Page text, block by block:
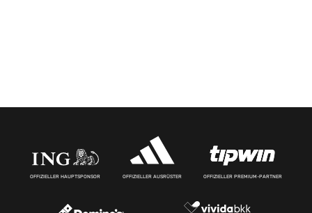
OFFIZIELLER HAUPTSPONSOR OFFIZIELLER AUSRÜSTER OFFIZIELLER PREMIUM-PARTNER